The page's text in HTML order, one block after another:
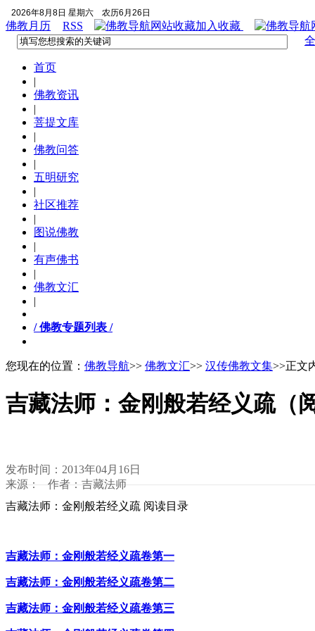
2026年8月8日 星期六 农历6月26日
佛教月历 RSS 加入收藏
首页
|
佛教资讯
|
菩提文库
|
佛教问答
|
五明研究
|
社区推荐
|
图说佛教
|
有声佛书
|
佛教文汇
|
/ 佛教专题列表 /
您现在的位置： 佛教导航>> 佛教文汇>> 汉传佛教文集>>正文
吉藏法师：金刚般若经义疏（阅
发布时间：2013年04月16日
来源： 作者：吉藏法师
吉藏法师：金刚般若经义疏 阅读目录
吉藏法师：金刚般若经义疏卷第一
吉藏法师：金刚般若经义疏卷第二
吉藏法师：金刚般若经义疏卷第三